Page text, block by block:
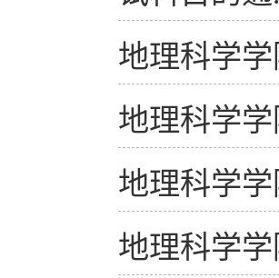
地理科学
地理科学
地理科学
地理科学